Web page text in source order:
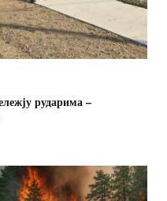
рударима –